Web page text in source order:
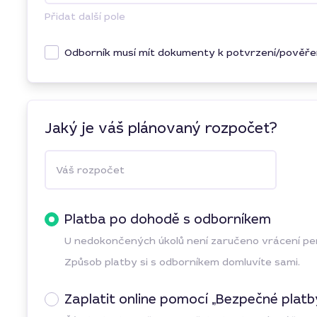
Přidat další pole
Odborník musí mít dokumenty k potvrzení/
Jaký je váš plánovaný rozpočet?
Váš rozpočet
Platba po dohodě s odborníkem
U nedokončených úkolů není zaručeno vrácení
Způsob platby si s odborníkem domluvíte sami.
Zaplatit online pomocí „Bezpečné